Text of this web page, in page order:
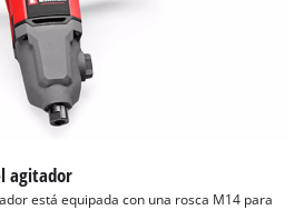
agitador
está equipada con una rosca M14 para